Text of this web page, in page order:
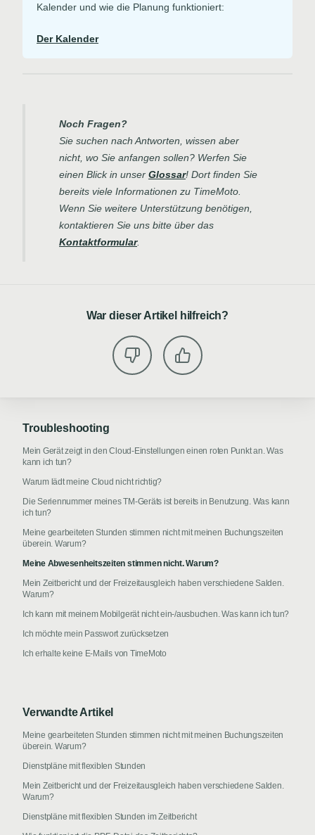
Kalender und wie die Planung funktioniert:
Der Kalender
Noch Fragen?
Sie suchen nach Antworten, wissen aber
nicht, wo Sie anfangen sollen? Werfen Sie
einen Blick in unser Glossar! Dort finden Sie
bereits viele Informationen zu TimeMoto.
Wenn Sie weitere Unterstützung benötigen,
kontaktieren Sie uns bitte über das
Kontaktformular.
War dieser Artikel hilfreich?
Troubleshooting
Mein Gerät zeigt in den Cloud-Einstellungen einen roten Punkt an. Was
kann ich tun?
Warum lädt meine Cloud nicht richtig?
Die Seriennummer meines TM-Geräts ist bereits in Benutzung. Was kann
ich tun?
Meine gearbeiteten Stunden stimmen nicht mit meinen Buchungszeiten
überein. Warum?
Meine Abwesenheitszeiten stimmen nicht. Warum?
Mein Zeitbericht und der Freizeitausgleich haben verschiedene Salden.
Warum?
Ich kann mit meinem Mobilgerät nicht ein-/ausbuchen. Was kann ich tun?
Ich möchte mein Passwort zurücksetzen
Ich erhalte keine E-Mails von TimeMoto
Verwandte Artikel
Meine gearbeiteten Stunden stimmen nicht mit meinen Buchungszeiten
überein. Warum?
Dienstpläne mit flexiblen Stunden
Mein Zeitbericht und der Freizeitausgleich haben verschiedene Salden.
Warum?
Dienstpläne mit flexiblen Stunden im Zeitbericht